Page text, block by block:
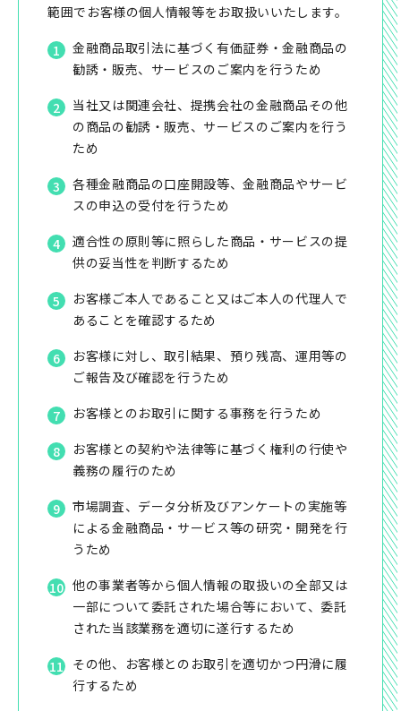
範囲でお客様の個人情報等をお取扱いいたします。
金融商品取引法に基づく有価証券・金融商品の
勧誘・販売、サービスのご案内を行うため
当社又は関連会社、提携会社の金融商品その他
の商品の勧誘・販売、サービスのご案内を行う
ため
各種金融商品の口座開設等、金融商品やサービ
スの申込の受付を行うため
適合性の原則等に照らした商品・サービスの提
供の妥当性を判断するため
お客様ご本人であること又はご本人の代理人で
あることを確認するため
お客様に対し、取引結果、預り残高、運用等の
ご報告及び確認を行うため
お客様とのお取引に関する事務を行うため
お客様との契約や法律等に基づく権利の行使や
義務の履行のため
市場調査、データ分析及びアンケートの実施等
による金融商品・サービス等の研究・開発を行
うため
他の事業者等から個人情報の取扱いの全部又は
一部について委託された場合等において、委託
された当該業務を適切に遂行するため
その他、お客様とのお取引を適切かつ円滑に履
行するため